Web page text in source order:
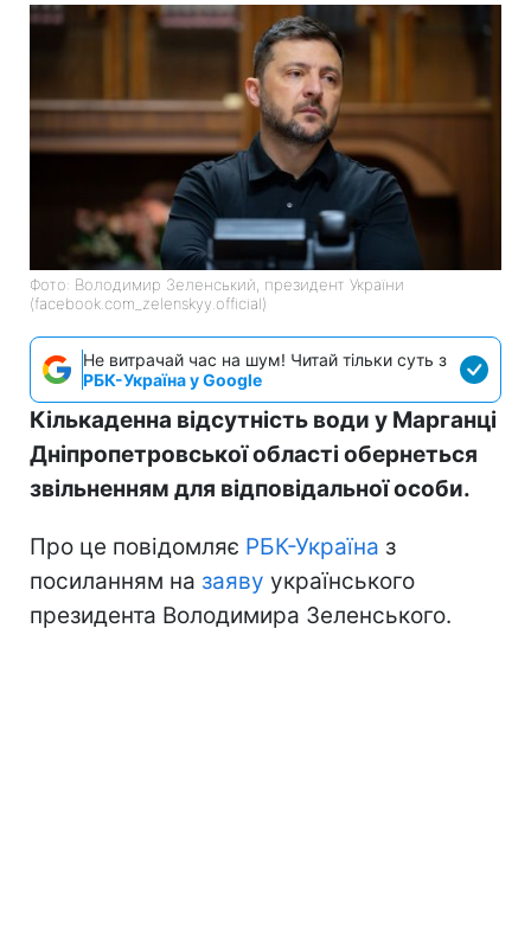
Фото: Володимир Зеленський, президент України
(facebook.com_zelenskyy.official)
Не витрачай час на шум! Читай тільки суть з
РБК-Україна у Google
Кількаденна відсутність води у Марганці
Дніпропетровської області обернеться
звільненням для відповідальної особи.
Про це повідомляє РБК-Україна з
посиланням на заяву українського
президента Володимира Зеленського.